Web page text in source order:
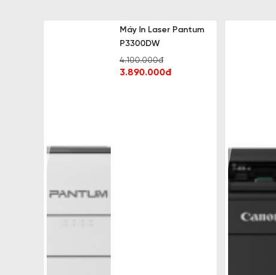
Máy In Laser Pantum
P3300DW
4.100.000đ
3.890.000đ